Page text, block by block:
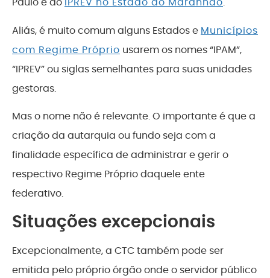
Aliás, é muito comum alguns Estados e Municípios
com Regime Próprio usarem os nomes “IPAM”,
“IPREV” ou siglas semelhantes para suas unidades
gestoras.
Mas o nome não é relevante. O importante é que a
criação da autarquia ou fundo seja com a
finalidade específica de administrar e gerir o
respectivo Regime Próprio daquele ente
federativo.
Situações excepcionais
Excepcionalmente, a CTC também pode ser
emitida pelo próprio órgão onde o servidor público